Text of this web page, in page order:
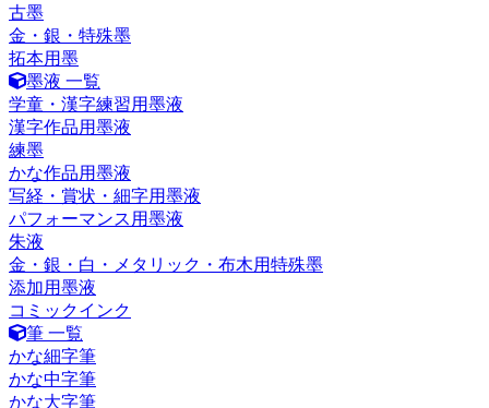
古墨
金・銀・特殊墨
拓本用墨
墨液 一覧
学童・漢字練習用墨液
漢字作品用墨液
練墨
かな作品用墨液
写経・賞状・細字用墨液
パフォーマンス用墨液
朱液
金・銀・白・メタリック・布木用特殊墨
添加用墨液
コミックインク
筆 一覧
かな細字筆
かな中字筆
かな大字筆